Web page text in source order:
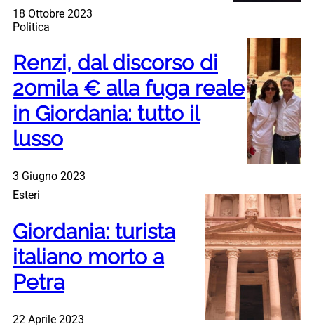
18 Ottobre 2023
Politica
Renzi, dal discorso di
20mila € alla fuga reale
in Giordania: tutto il
lusso
3 Giugno 2023
Esteri
Giordania: turista
italiano morto a
Petra
22 Aprile 2023